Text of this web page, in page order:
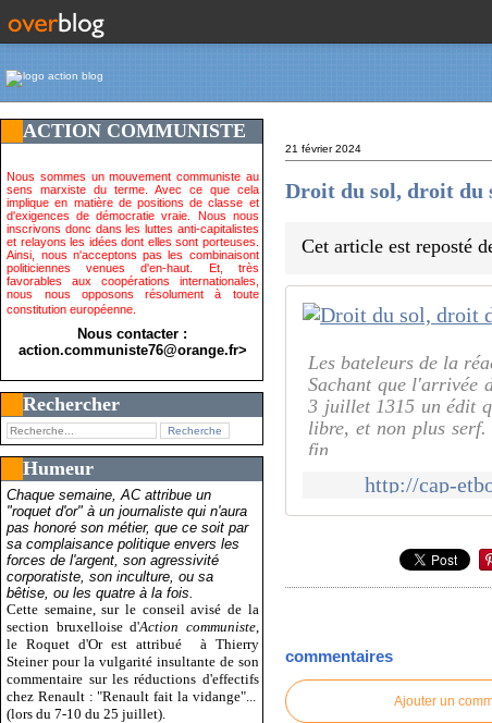
ACTION COMMUNISTE
Nous sommes un mouvement communiste au
sens marxiste du terme. Avec ce que cela
implique en matière de positions de classe et
d'exigences de démocratie vraie. Nous nous
inscrivons donc dans les luttes anti-capitalistes
et relayons les idées dont elles sont porteuses.
Ainsi, nous n'acceptons pas les combinaisont
politiciennes venues d'en-haut. Et, très
favorables aux coopérations internationales,
nous nous opposons résolument à toute
constitution européenne.
Nous contacter :
action.communiste76@orange.fr>
Rechercher
Humeur
Chaque semaine, AC attribue un
"roquet d'or" à un journaliste qui n'aura
pas honoré son métier, que ce soit par
sa complaisance politique envers les
forces de l'argent, son agressivité
corporatiste, son inculture, ou sa
bêtise, ou les quatre à la fois.
Cette semaine, sur le conseil avisé de la
section bruxelloise d'Action communiste,
le Roquet d'Or est attribué
à Thierry
Steiner pour la vulgarité insultante de son
commentaire sur les réductions d'effectifs
chez Renault : "Renault fait la vidange"...
(lors du 7-10 du 25 juillet).
21 février 2024
Droit du sol, droit du
Cet article est reposté
Les bateleurs de la
Sachant que l'arrivée
3 juillet 1315 un édit
libre, et non plus
fin
http://cap-
commentaires
Ajouter un